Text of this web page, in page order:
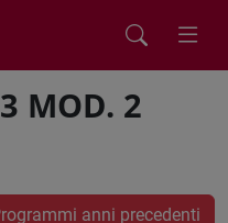
MOD. 2
anni precedenti